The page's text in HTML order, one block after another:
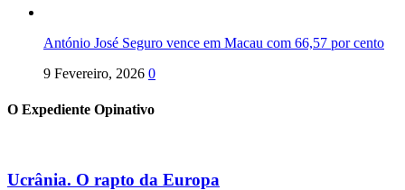
António José Seguro vence em Macau com 66,57 por cento
9 Fevereiro, 2026 0
O Expediente Opinativo
Ucrânia. O rapto da Europa